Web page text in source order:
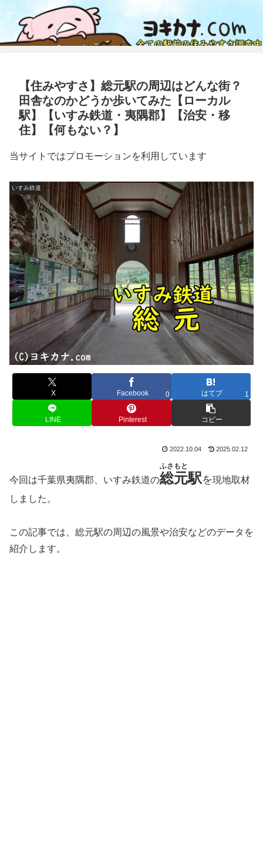
【住みやすさ】総元駅の周辺はどんな街？
田舎なのかどうか歩いてみた【ローカル
駅】【いすみ鉄道・夷隅郡】【治安・移
住】【何もない？】
当サイトではプロモーションを利用しています
いすみ鉄道
X Facebook 0 はてブ 1
LINE Pinterest コピー
2022.10.04 2025.02.12
今回は千葉県夷隅郡、いすみ鉄道の総元
ふさもと
駅を現地取材
しました。
この記事では、総元駅の周辺の風景や治安などのデータを
紹介します。